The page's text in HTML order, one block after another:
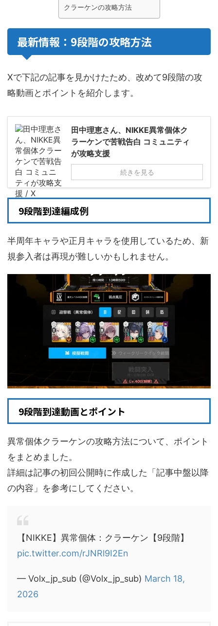
クラーケンの攻略方法
最新情報：9段階の攻略方法
Xで下記の記事を見かけたため、改めて9段階の攻
略動画とポイントを紹介します。
田中理恵さん、NIKKE異常個体ク
ラーケンで苦戦告白 コミュニティ
が攻略支援
続きを見る
9段階到達編成例
半周年キャラや正月キャラを使用しているため、新
規参入者は再現が難しいかもしれません。
9段階到達動画とポイント
異常個体クラーケンの攻略方法について、ポイント
をまとめました。
詳細は記事の初回公開時に作成した「記事中盤以降
の内容」を参考にしてください。
【NIKKE】異常個体：クラーケン【9段階】
pic.twitter.com/rJNRl9I2En
— Volx_jp_sub (@Volx_jp_sub) March 18,
2026